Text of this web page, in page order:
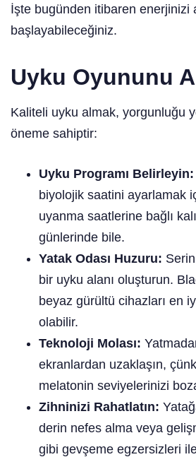
İşte bugünden itibaren enerjinizi
başlayabileceğiniz.
Uyku Oyununu
Kaliteli uyku almak, yorgunluğu
öneme sahiptir:
Uyku Programı Belirleyin:
biyolojik saatini ayarlamak
uyanma saatlerine bağlı
günlerinde bile.
Yatak Odası Huzuru:
bir uyku alanı oluşturun.
beyaz gürültü cihazları en
olabilir.
Teknoloji Molası:
ekranlardan uzaklaşın,
melatonin seviyelerinizi
Zihninizi Rahatlatın:
derin nefes alma veya
gibi gevşeme egzersizleri